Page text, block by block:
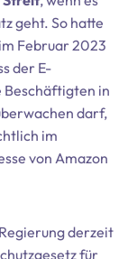
geht. So hatte
Februar 2023
der E-
Beschäftigten in
darf,
im
von Amazon
derzeit
für